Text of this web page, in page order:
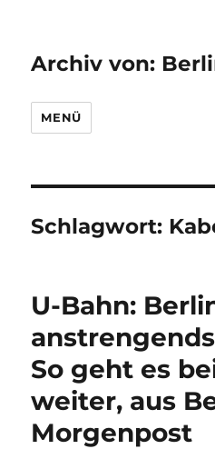
Archiv von:
MENÜ
Schlagwort:
U-Bahn:
So geht es
weiter, aus
Morgenpost